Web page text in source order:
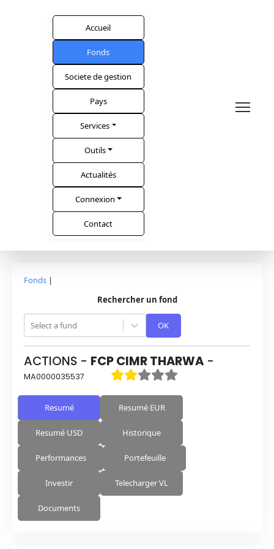
Accueil
Fonds
Societe de gestion
Pays
Services
Outils
Actualités
Connexion
Contact
Fonds |
Rechercher un fond
Select a fund OK
ACTIONS - FCP CIMR THARWA -
MA0000035537
Resumé Resumé EUR
Resumé USD Historique
Performances Portefeuille
Investir Telecharger VL
Documents